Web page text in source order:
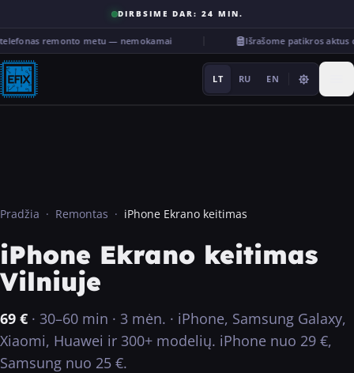
DIRBSIME DAR: 24 MIN.
remonto metu — nemokamai Išrašome patikros aktus
LT RU EN
Paslaugos
Kita
Pradžia · Remontas · iPhone Ekrano keitimas
iPhone Ekrano keitimas
Vilniuje
69 € · 30–60 min · 3 mėn. · iPhone, Samsung Galaxy,
Xiaomi, Huawei ir 300+ modelių. iPhone nuo 29 €,
Samsung nuo 25 €.